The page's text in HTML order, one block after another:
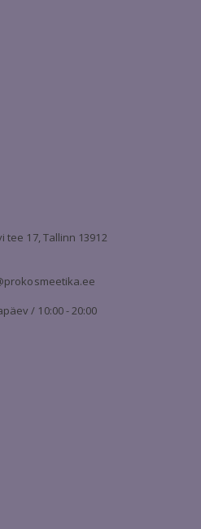
tee 17, Tallinn 13912
/ 10:00 - 20:00